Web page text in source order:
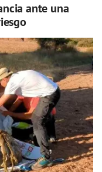
ante una